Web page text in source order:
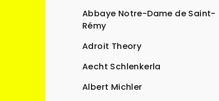
Abbaye Notre-Dame de Saint-
Rémy
Adroit Theory
Aecht Schlenkerla
Albert Michler